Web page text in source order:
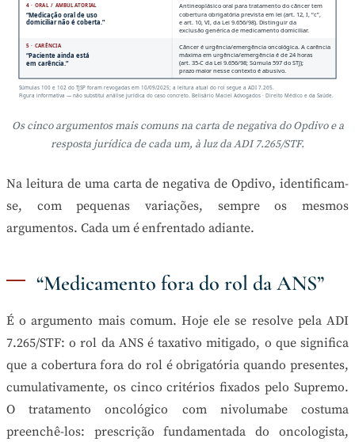
4 · ORAL / AMBULATORIAL
“Medicação oral de uso
domiciliar não é coberta.”
Antineoplásico oral para tratamento do câncer tem
cobertura obrigatória prevista em lei (art. 12, I, “c”,
e art. 10, VI, da Lei 9.656/98). Distinguir da
exclusão genérica de medicamento domiciliar.
5 · CARÊNCIA
“Paciente ainda está
em carência.”
Câncer é urgência/emergência oncológica. A carência
máxima em urgência/emergência é de 24 horas
(art. 35-C da Lei 9.656/98; Súmula 597 do STJ);
prazo maior nesse contexto é abusivo.
Súmulas 100 e 102 do TJSP foram revogadas em 10/09/2025; a leitura atual do rol segue a ADI 7.265.
Figura informativa — não substitui análise jurídica do caso concreto. Belisário Maciel Advogados · Direito Médico e da Saúde.
Os cinco argumentos mais comuns na carta de negativa do Opdivo e a
resposta jurídica de cada um, à luz da ADI 7.265/STF.
Na leitura de uma carta de negativa de Opdivo, identificam-
se, com pequenas variações, sempre os mesmos
argumentos. Cada um é enfrentado adiante.
“Medicamento fora do rol da ANS”
É o argumento mais comum. Hoje ele se resolve pela ADI
7.265/STF: o rol da ANS é taxativo mitigado, o que significa
que a cobertura fora do rol é obrigatória quando presentes,
cumulativamente, os cinco critérios fixados pelo Supremo.
O tratamento oncológico com nivolumabe costuma
preenchê-los: prescrição fundamentada do oncologista,